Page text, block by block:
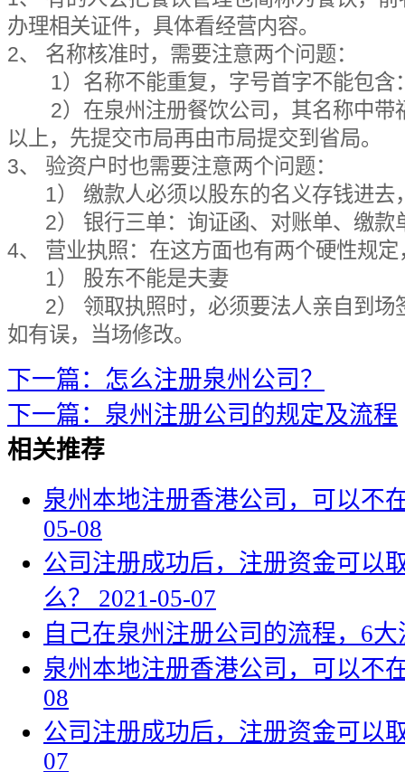
办理相关证件，具体看经营内容。
2、 名称核准时，需要注意两个问题：
1）名称不能重复，字号首字不能包含
2）在泉州注册餐饮公司，其名称中带
以上，先提交市局再由市局提交到省局。
3、 验资户时也需要注意两个问题：
1） 缴款人必须以股东的名义存钱进去
2） 银行三单：询证函、对账单、缴款
4、 营业执照：在这方面也有两个硬性规
1） 股东不能是夫妻
2） 领取执照时，必须要法人亲自到场
如有误，当场修改。
下一篇：怎么注册泉州公司？
下一篇：泉州注册公司的规定及流程
相关推荐
泉州本地注册香港公司，可以不
05-08
公司注册成功后，注册资金可以
么？
2021-05-07
自己在泉州注册公司的流程，6
泉州本地注册香港公司，可以不
08
公司注册成功后，注册资金可以
07